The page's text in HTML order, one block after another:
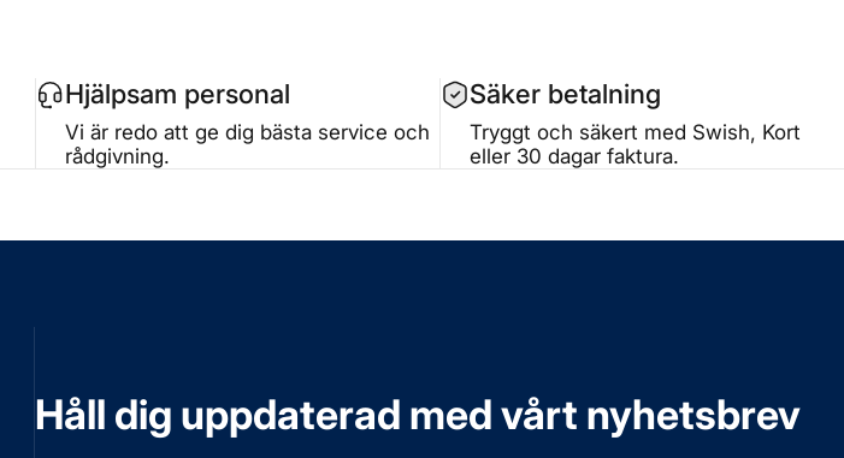
Hjälpsam personal
Vi är redo att ge dig bästa service och
rådgivning.
Säker betalning
Tryggt och säkert med Swish, Kort
eller 30 dagar faktura.
Håll dig uppdaterad med vårt nyhetsbrev